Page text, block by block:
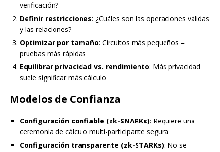
verificación?
Definir restricciones: ¿Cuáles son las operaciones válidas
y las relaciones?
Optimizar por tamaño: Circuitos más pequeños =
pruebas más rápidas
Equilibrar privacidad vs. rendimiento: Más privacidad
suele significar más cálculo
Modelos de Confianza
Configuración confiable (zk-SNARKs): Requiere una
ceremonia de cálculo multi-participante segura
Configuración transparente (zk-STARKs): No se